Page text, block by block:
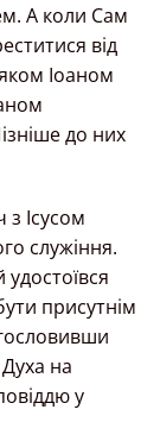
А коли Сам
від
Іоаном
до них
з Ісусом
служіння.
присутнім
на
у